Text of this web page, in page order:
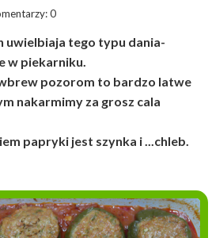
0
uwielbiaja tego typu dania-
w piekarniku.
pozorom to bardzo latwe
nakarmimy za grosz cala
papryki jest szynka i ...chleb.